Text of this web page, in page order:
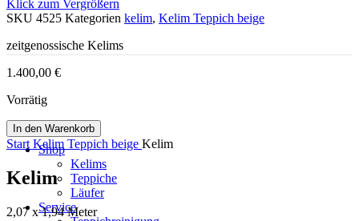
Shop
Kelims
Teppiche
Läufer
Service
Klick zum Vergrößern
SKU 4525 Kategorien kelim, Kelim Teppich beige
zeitgenossische Kelims
1.400,00 €
Vorrätig
In den Warenkorb
Start Kelim Teppich beige Kelim
Kelim
2,07 x 1,94 Meter